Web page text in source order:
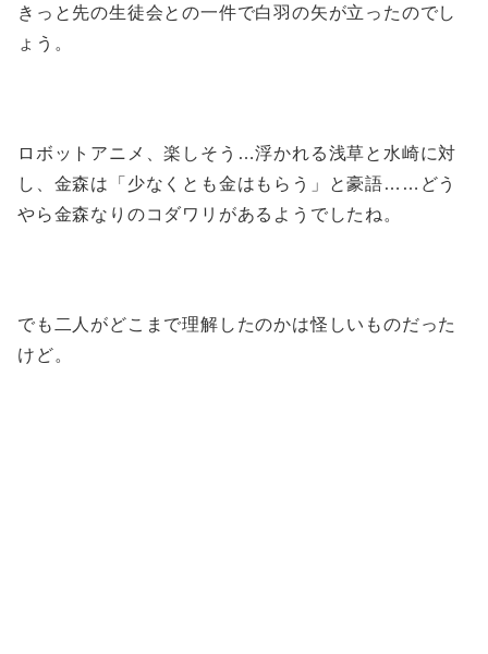
きっと先の生徒会との一件で白羽の矢が立ったのでし
ょう。
ロボットアニメ、楽しそう…浮かれる浅草と水崎に対
し、金森は「少なくとも金はもらう」と豪語……どう
やら金森なりのコダワリがあるようでしたね。
でも二人がどこまで理解したのかは怪しいものだった
けど。